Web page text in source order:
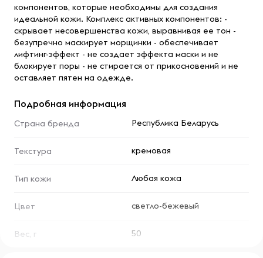
компонентов, которые необходимы для создания
идеальной кожи. Комплекс активных компонентов: -
скрывает несовершенства кожи, выравнивая ее тон -
безупречно маскирует морщинки - обеспечивает
лифтинг-эффект - не создает эффекта маски и не
блокирует поры - не стирается от прикосновений и не
оставляет пятен на одежде.
Подробная информация
Страна бренда Республика Беларусь
Текстура кремовая
Тип кожи Любая кожа
Цвет светло-бежевый
Вес, г 50